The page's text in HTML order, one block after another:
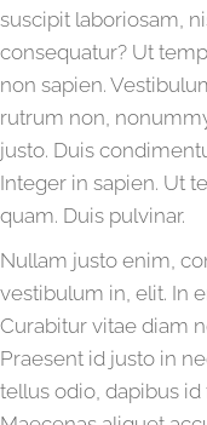
suscipit laboriosam,
consequatur? Ut
non sapien.
rutrum non,
justo. Duis
Integer in sapien. Ut
quam. Duis pulvinar.
Nullam justo enim,
vestibulum in, elit. In
Curabitur vitae diam
Praesent id justo in
tellus odio, dapibus